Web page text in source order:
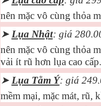
nên mặc vô cùng thỏa
➤ Lụa Nhật: giá
nên mặc vô cùng thỏa
vải ít rũ hơn lụa cao cấp.
➤ Lụa Tằm Ý: giá
mềm mại, mặc mát, rũ,